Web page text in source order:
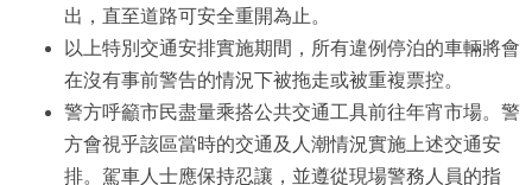
出，直至道路可安全重開為止。
以上特別交通安排實施期間，所有違例停泊的車輛將會
在沒有事前警告的情況下被拖走或被重複票控。
警方呼籲市民盡量乘搭公共交通工具前往年宵市場。警
方會視乎該區當時的交通及人潮情況實施上述交通安
排。駕車人士應保持忍讓，並遵從現場警務人員的指